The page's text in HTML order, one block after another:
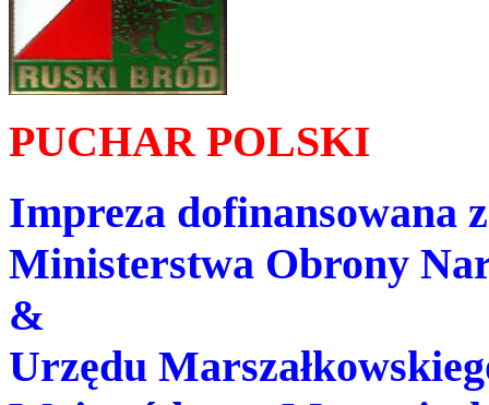
PUCHAR POLSKI
Impreza dofinansowana
Ministerstwa Obrony
&
Urzędu